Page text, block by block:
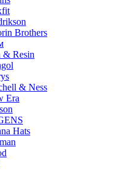
Brothers
& Resin
& Ness
Era
Hats